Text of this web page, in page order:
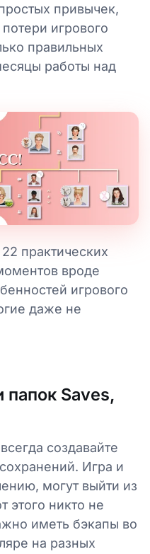
привычек,
игрового
правильных
работы над
практических
вроде
игрового
даже не
папок Saves,
создавайте
Игра и
могут выйти из
этого никто не
иметь бэкапы во
на разных